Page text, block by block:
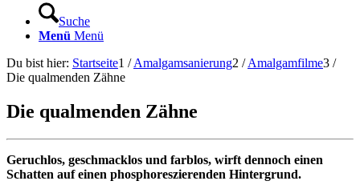
Suche
Menü Menü
Du bist hier: Startseite1 / Amalgamsanierung2 / Amalgamfilme3 /
Die qualmenden Zähne
Die qualmenden Zähne
Geruchlos, geschmacklos und farblos, wirft dennoch einen
Schatten auf einen phosphoreszierenden Hintergrund.